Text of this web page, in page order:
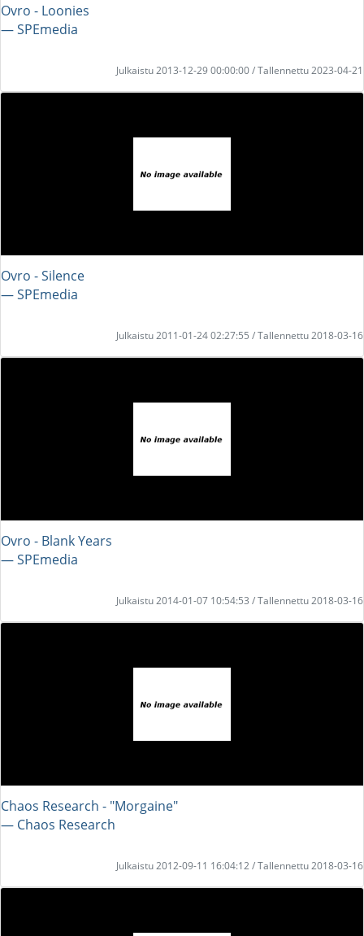
Ovro - Loonies
― SPEmedia
Julkaistu 2013-12-29 00:00:00 / Tallennettu 2023-04-21
Ovro - Silence
― SPEmedia
Julkaistu 2011-01-24 02:27:55 / Tallennettu 2018-03-16
Ovro - Blank Years
― SPEmedia
Julkaistu 2014-01-07 10:54:53 / Tallennettu 2018-03-16
Chaos Research - "Morgaine"
― Chaos Research
Julkaistu 2012-09-11 16:04:12 / Tallennettu 2018-03-16